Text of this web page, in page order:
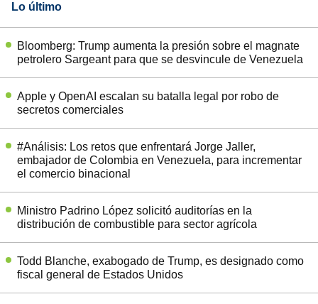
Lo último
Bloomberg: Trump aumenta la presión sobre el magnate
petrolero Sargeant para que se desvincule de Venezuela
Apple y OpenAI escalan su batalla legal por robo de
secretos comerciales
#Análisis: Los retos que enfrentará Jorge Jaller,
embajador de Colombia en Venezuela, para incrementar
el comercio binacional
Ministro Padrino López solicitó auditorías en la
distribución de combustible para sector agrícola
Todd Blanche, exabogado de Trump, es designado como
fiscal general de Estados Unidos